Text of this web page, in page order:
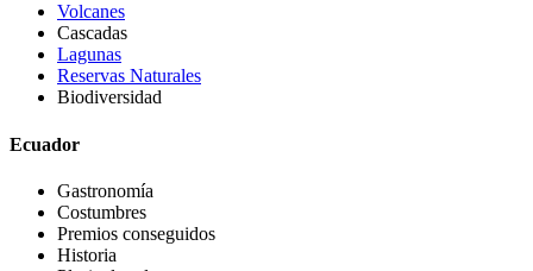
Volcanes
Cascadas
Lagunas
Reservas Naturales
Biodiversidad
Ecuador
Gastronomía
Costumbres
Premios conseguidos
Historia